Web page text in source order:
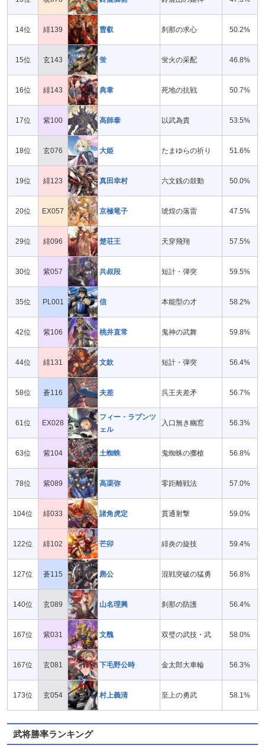
14位 緋139 曹叡 刹那の求心 50.2%
15位 玄143 蛍 蛍火の采配 46.8%
16位 緋143 典韋 死地の抗戦 50.7%
17位 紫100 高師泰 以武為貴 53.5%
18位 玄076 大姫 たまゆらの祈り 51.6%
19位 緋123 真田幸村 六文銭の鼓動 50.0%
20位 EX057 京極竜子 琥煌の落雷 47.5%
29位 緋096 楚荘王 天穿飛翔 57.5%
30位 紫057 共叔段 短計・弾突 59.5%
35位 PL001 信 本能型の才 58.2%
42位 紫106 桃井直常 鬼神の武舞 59.8%
44位 緋131 文欽 短計・弾突 56.4%
58位 蒼116 夫差 呉王夫差矛 56.7%
61位 EX028
フィー・ラプンツ
ェル
入口無き幽窓 56.3%
63位 紫104 土蜘蛛 鬼蜘蛛の擲槍 56.8%
78位 紫089 高渠弥 零距離戦法 57.0%
104位 緋033 諸角虎定 貫通射撃 59.0%
122位 緋102 芒卯 緋炎の旋技 59.4%
127位 蒼115 麃公 混戦突破の猛勇 56.8%
140位 玄089 山名理興 刹那の防護 56.4%
167位 紫031 文醜 双璧の武技・武 58.0%
167位 玄081 下毛野公時 金太郎大車輪 56.3%
173位 玄054 村上義清 至上の勇武 58.1%
武将勝率ランキング